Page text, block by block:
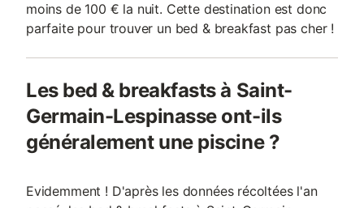
moins de 100 € la nuit. Cette destination est donc
parfaite pour trouver un bed & breakfast pas cher !
Les bed & breakfasts à Saint-
Germain-Lespinasse ont-ils
généralement une piscine ?
Evidemment ! D'après les données récoltées l'an